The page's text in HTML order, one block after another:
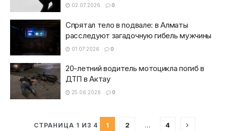
02.07.2026 0
Спрятал тело в подвале: в Алматы
расследуют загадочную гибель мужчины
01.07.2026 0
20-летний водитель мотоцикла погиб в
ДТП в Актау
25.06.2026 0
СТРАНИЦА 1 ИЗ 4 1 2 … 4